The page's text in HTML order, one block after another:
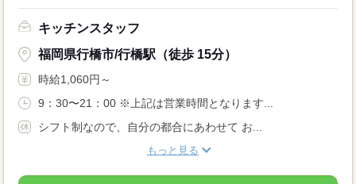
キッチンスタッフ
福岡県行橋市/行橋駅（徒歩 15分）
時給1,060円～
9：30〜21：00 ※上記は営業時間となります...
シフト制なので、自分の都合にあわせて お...
もっと見る